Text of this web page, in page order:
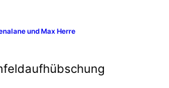
und Max Herre